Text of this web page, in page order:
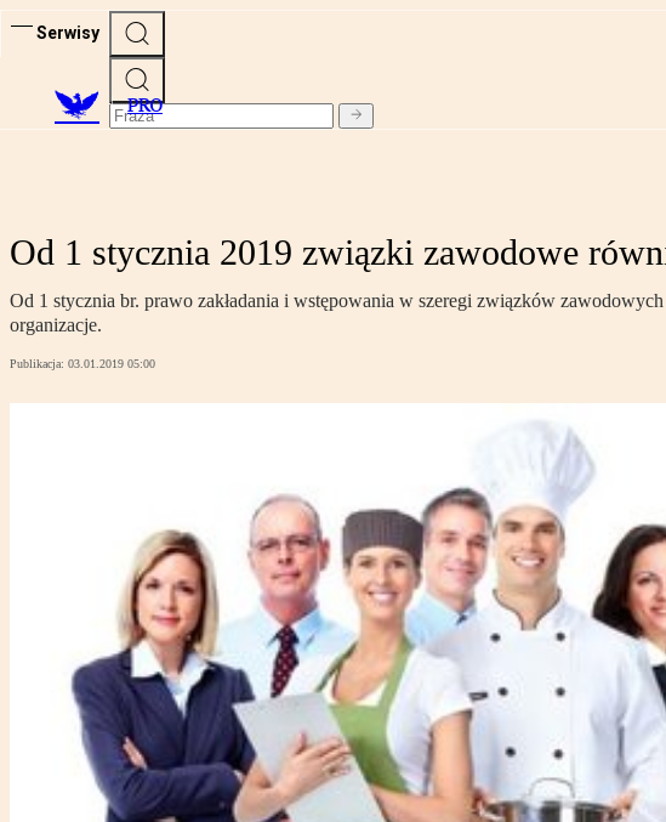
Serwisy
PRO
Od 1 stycznia 2019 związki zawodowe
Od 1 stycznia br. prawo zakładania i wstępowania w szeregi związków
organizacje.
Publikacja: 03.01.2019 05:00